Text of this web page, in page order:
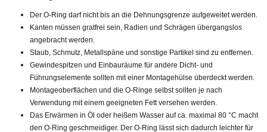
Der O-Ring darf nicht bis an die Dehnungsgrenze aufgeweitet werden.
Kanten müssen gratfrei sein, Radien und Schrägen übergangslos
angebracht werden.
Staub, Schmutz, Metallspäne und sonstige Partikel sind zu entfernen.
Gewindespitzen und Einbauräume für andere Dicht- und
Führungselemente sollten mit einer Montagehülse überdeckt werden.
Montageoberflächen und die O-Ringe selbst sollten je nach
Verwendung mit einem geeigneten Fett versehen werden.
Das Erwärmen in Öl oder heißem Wasser auf ca. maximal 80 °C macht
den O-Ring geschmeidiger. Der O-Ring lässt sich dadurch leichter für